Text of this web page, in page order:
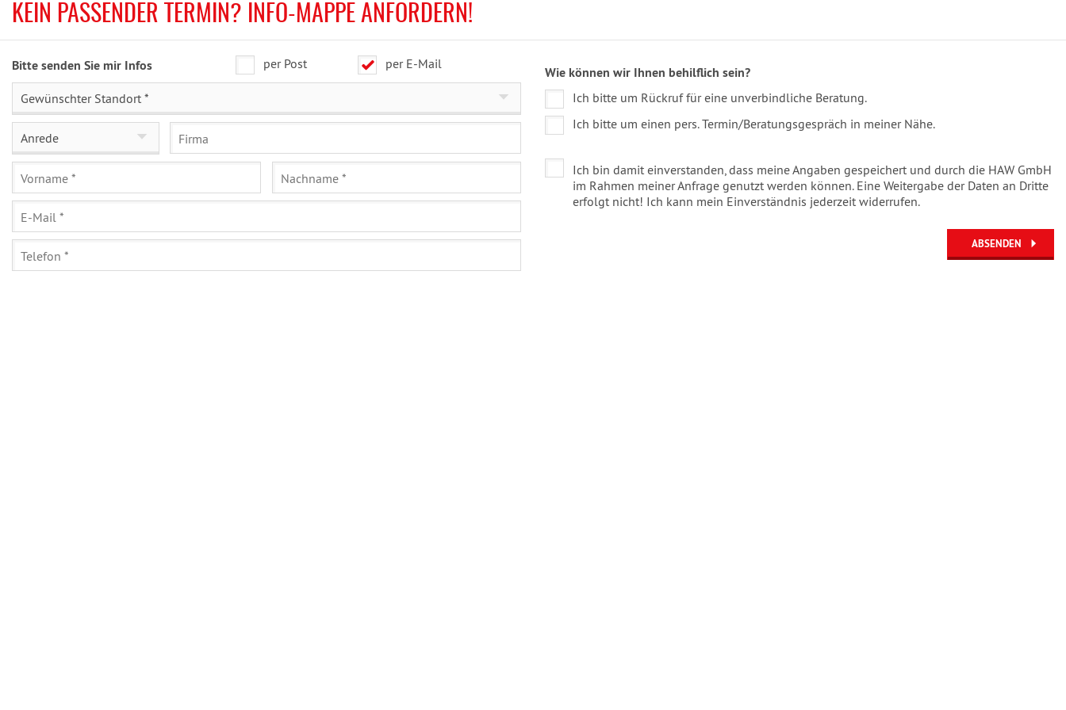
KEIN PASSENDER TERMIN? INFO-MAPPE ANFORDERN!
Bitte senden Sie mir Infos per Post per E-Mail
Gewünschter Standort *
Anrede
Wie können wir Ihnen behilflich sein?
Ich bitte um Rückruf für eine unverbindliche Beratung.
Ich bitte um einen pers. Termin/Beratungsgespräch in meiner Nähe.
Ich bin damit einverstanden, dass meine Angaben gespeichert und durch die HAW GmbH
im Rahmen meiner Anfrage genutzt werden können. Eine Weitergabe der Daten an Dritte
erfolgt nicht! Ich kann mein Einverständnis jederzeit widerrufen.
ABSENDEN